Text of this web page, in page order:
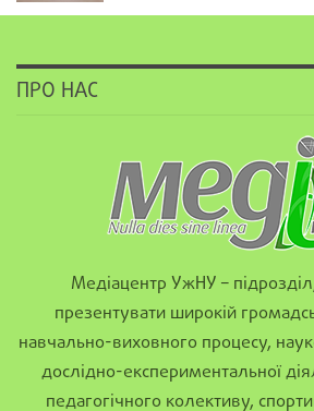
ПРО НАС
Медіацентр УжНУ –
презентувати широкій
навчально-виховного процесу,
дослідно-експериментальної
педагогічного колективу,